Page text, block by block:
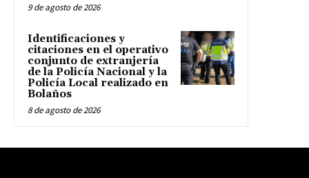
9 de agosto de 2026
Identificaciones y
citaciones en el operativo
conjunto de extranjería
de la Policía Nacional y la
Policía Local realizado en
Bolaños
8 de agosto de 2026